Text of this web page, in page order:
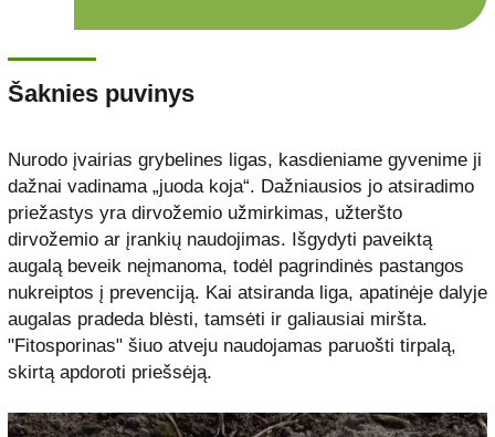
Šaknies puvinys
Nurodo įvairias grybelines ligas, kasdieniame gyvenime ji
dažnai vadinama „juoda koja“. Dažniausios jo atsiradimo
priežastys yra dirvožemio užmirkimas, užteršto
dirvožemio ar įrankių naudojimas. Išgydyti paveiktą
augalą beveik neįmanoma, todėl pagrindinės pastangos
nukreiptos į prevenciją. Kai atsiranda liga, apatinėje dalyje
augalas pradeda blėsti, tamsėti ir galiausiai miršta.
"Fitosporinas" šiuo atveju naudojamas paruošti tirpalą,
skirtą apdoroti priešsėją.